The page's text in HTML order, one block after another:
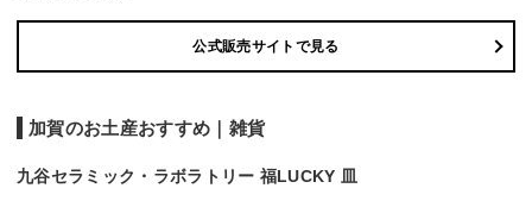
公式販売サイトで見る
加賀のお土産おすすめ｜雑貨
九谷セラミック・ラボラトリー 福LUCKY 皿